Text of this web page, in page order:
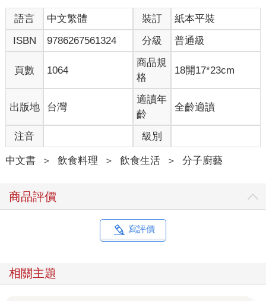
左右，是母親在孵化幼兒時的皮膚分泌物，可保護與滋養幼兒，
由今日的鴨嘴獸可看到此情形。經過演化後，乳對於哺乳動物的
貢獻良多。它讓新生動物在出生之後，還能獲得母體提供的完美
配方，這個優勢讓幼體有機會在子宮外繼續發育。人類則徹底發
揮這個優勢：子宮與產道有一定的大小，胎兒大腦的成長受到限
制，因此我們出生後的數個月內仍完全處於無助狀態，幸好，乳
使人類大腦有機會繼續發展，讓我們成為如此不尋常的動物。
乳汁的營養
幾乎所有乳汁有相同的營養成分，但不同種類的動物，乳汁中各
種營養素的比例還是差異極大。通常生長快速的動物，其乳汁中
會含有高蛋白、高礦物質。牛犢成長到50 天時體重就會加倍，而
人類嬰兒則需100 天，因此牛乳所含的蛋白質和礦物質就不只是
就只有鐵質和維生素C。由於瘤胃細菌會把青草和穀類裡的不飽
和脂肪酸轉化為飽和脂肪酸，因此在一般食物中，反芻動物的乳
固醇的含量，而較高的血膽固醇又會增加罹患心臟疾病的風險，
不過多吃其他食物保持均衡飲食就能彌補這個缺點（詳見第二
下方圖表同時列出各類常見或少見乳品所含的營養素。我們可從
不同動物品種的分析數據得到粗略的概念，但實際上，不同的動
語言 中文繁體 裝訂
紙本平裝
ISBN
9786267561324 分級 普通級
頁數 1064
商品規
格
18開17*23cm
出版地 台灣
適讀年
齡
全齡適讀
注音 級別
中文書 ＞ 飲食料理 ＞ 飲食生活 ＞ 分子廚藝
商品評價
寫評價
相關主題